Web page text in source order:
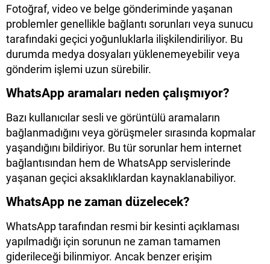
Fotoğraf, video ve belge gönderiminde yaşanan
problemler genellikle bağlantı sorunları veya sunucu
tarafındaki geçici yoğunluklarla ilişkilendiriliyor. Bu
durumda medya dosyaları yüklenemeyebilir veya
gönderim işlemi uzun sürebilir.
WhatsApp aramaları neden çalışmıyor?
Bazı kullanıcılar sesli ve görüntülü aramaların
bağlanmadığını veya görüşmeler sırasında kopmalar
yaşandığını bildiriyor. Bu tür sorunlar hem internet
bağlantısından hem de WhatsApp servislerinde
yaşanan geçici aksaklıklardan kaynaklanabiliyor.
WhatsApp ne zaman düzelecek?
WhatsApp tarafından resmi bir kesinti açıklaması
yapılmadığı için sorunun ne zaman tamamen
giderileceği bilinmiyor. Ancak benzer erişim